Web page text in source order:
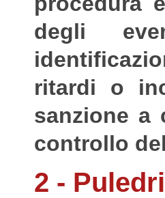
degli
ritardi o
sanzione a
controllo
2 -